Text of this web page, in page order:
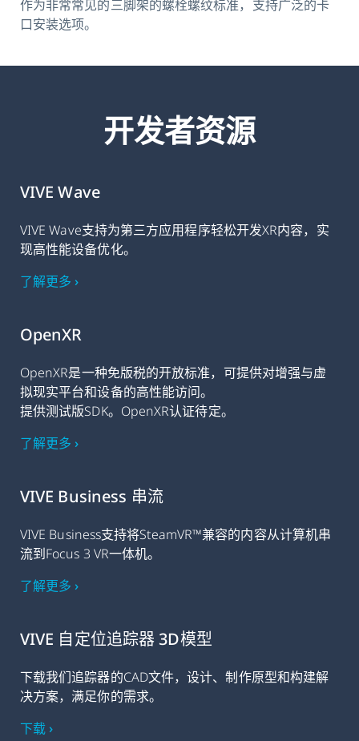
作为非常常见的三脚架的螺栓螺纹标准，支持广泛的卡
口安装选项。
开发者资源
VIVE Wave
VIVE Wave支持为第三方应用程序轻松开发XR内容，实
现高性能设备优化。
了解更多 ›
OpenXR
OpenXR是一种免版税的开放标准，可提供对增强与虚
拟现实平台和设备的高性能访问。
提供测试版SDK。OpenXR认证待定。
了解更多 ›
VIVE Business 串流
VIVE Business支持将SteamVR™兼容的内容从计算机串
流到Focus 3 VR一体机。
了解更多 ›
VIVE 自定位追踪器 3D模型
下载我们追踪器的CAD文件，设计、制作原型和构建解
决方案，满足你的需求。
下载 ›